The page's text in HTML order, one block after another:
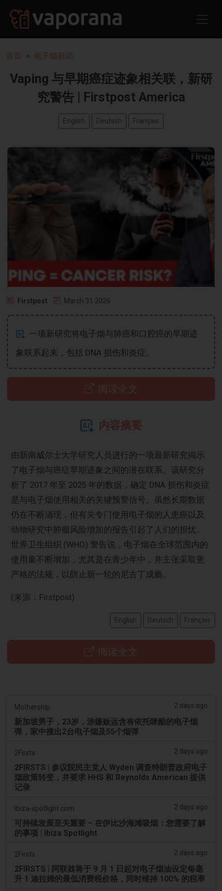
首页 电子烟新闻
Vaping 与早期癌症迹象相关联，新研
究警告 | Firstpost America
English Deutsch Français
Firstpost March 31 2026
一项新研究将电子烟与肺癌和口腔癌的早期迹
象联系起来，包括 DNA 损伤和炎症。
阅读全文
内容摘要
由新南威尔士大学研究人员进行的一项最新研究揭示
了电子烟与癌症早期迹象之间的潜在联系。该研究分
析了 2017 年至 2025 年的数据，确定 DNA 损伤和炎症
是与电子烟使用相关的关键预警信号。虽然长期数据
仍在不断涌现，但有关专门使用电子烟的人患癌以及
动物研究中肿瘤风险增加的报告引起了人们的担忧。
世界卫生组织 (WHO) 警告说，电子烟在全球范围内的
使用量不断增加，尤其是在青少年中，并主张采取更
严格的法规，以防止新一轮的尼古丁成瘾。
(来源：Firstpost)
English Deutsch Français
阅读全文
Mothership. 2 days ago
新加坡男子，23岁，涉嫌贩运含有依托咪酯的电子烟
弹，家中搜出2台电子烟及55个烟弹
2Firsts 2 days ago
2FIRSTS | 参议院民主党人 Wyden 调查特朗普政府电子
烟政策转变，并要求 HHS 和 Reynolds American 提供
记录
ibiza-spotlight.com 2 days ago
可持续发展至关重要 – 在伊比沙海滩吸烟：您需要了解
的事项 | Ibiza Spotlight
2Firsts 2 days ago
2FIRSTS | 阿联酋将于 9 月 1 日起对电子烟油设定每毫
升 1 迪拉姆的最低消费税价格，同时维持 100% 的税率